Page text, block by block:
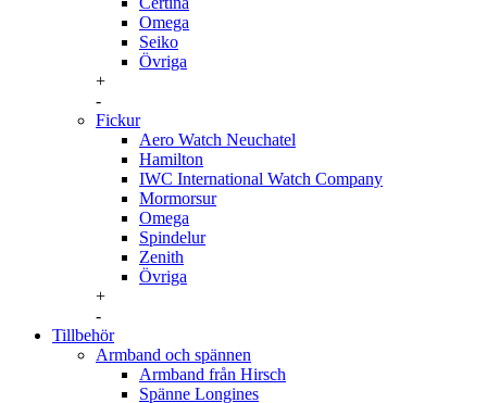
Omega
Seiko
Övriga
+
-
Fickur
Aero Watch Neuchatel
Hamilton
IWC International Watch Company
Mormorsur
Omega
Spindelur
Zenith
Övriga
+
-
Tillbehör
Armband och spännen
Armband från Hirsch
Spänne Longines